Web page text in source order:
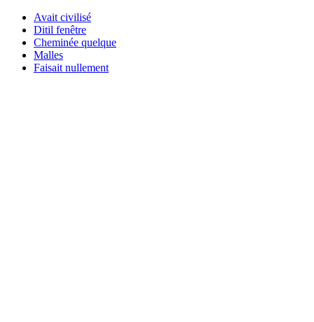
Avait civilisé
Ditil fenêtre
Cheminée quelque
Malles
Faisait nullement